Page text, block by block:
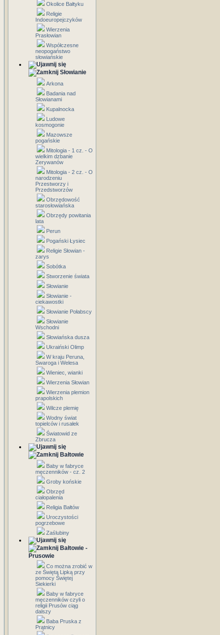
Okolice Bałtyku
Religie
Indoeuropejczyków
Wierzenia
Prasłowian
Współczesne
neopogaństwo
słowiańskie
Słowianie
Arkona
Badania nad
Słowianami
Kupalnocka
Ludowe
kosmogonie
Mazowsze
pogańskie
Mitologia - 1 cz. - O
wielkim dzbanie
Zerywanów
Mitologia - 2 cz. - O
narodzeniu
Przestworzy i
Przedstworzów
Obrzędowość
starosłowiańska
Obrzędy powitania
lata
Perun
Pogański Łysiec
Religie Słowian -
zarys
Sobótka
Stworzenie świata
Słowianie
Słowianie -
ciekawostki
Słowianie Połabscy
Słowianie
Wschodni
Słowiańska dusza
Ukraiński Olimp
W kraju Peruna,
Swaroga i Welesa
Wieniec, wianki
Wierzenia Słowian
Wierzenia plemion
prapolskich
Wilcze plemię
Wodny świat
topielców i rusałek
Światowid ze
Zbrucza
Bałtowie
Baby w fabryce
męczenników - cz. 2
Groby końskie
Obrzęd
ciałopalenia
Religia Bałtów
Uroczystości
pogrzebowe
Zaślubiny
Bałtowie -
Prusowie
Co można zrobić w
ze Świętą Lipką przy
pomocy Świętej
Siekierki
Baby w fabryce
męczenników czyli o
religii Prusów ciąg
dalszy
Baba Pruska z
Prątnicy